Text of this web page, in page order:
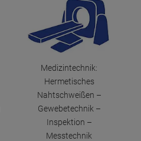
Medizintechnik:
Hermetisches
Nahtschweißen –
Gewebetechnik –
Inspektion –
Messtechnik